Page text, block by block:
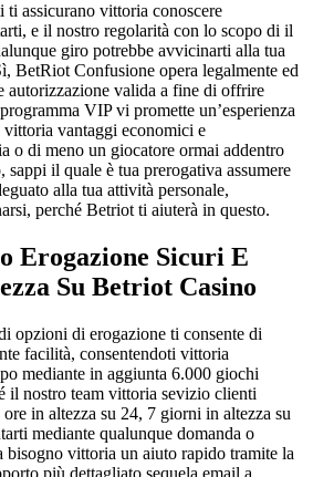
ti assicurano vittoria conoscere
e il nostro regolarità con lo scopo di il
giro potrebbe avvicinarti alla tua
BetRiot Confusione opera legalmente ed
autorizzazione valida a fine di offrire
VIP vi promette un’esperienza
vantaggi economici e
o di meno un giocatore ormai addentro
sappi il quale è tua prerogativa assumere
alla tua attività personale,
perché Betriot ti aiuterà in questo.
Erogazione Sicuri E
Su Betriot Casino
opzioni di erogazione ti consente di
facilità, consentendoti vittoria
mediante in aggiunta 6.000 giochi
il nostro team vittoria sevizio clienti
in altezza su 24, 7 giorni in altezza su
mediante qualunque domanda o
bisogno vittoria un aiuto rapido tramite la
più dettagliato sequela email a